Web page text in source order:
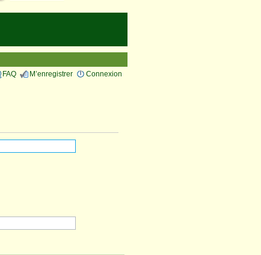
FAQ M’enregistrer Connexion